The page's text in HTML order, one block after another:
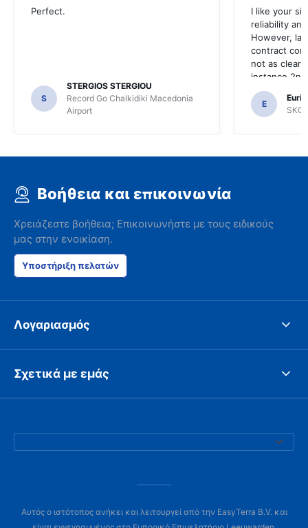
Perfect.
S
STERGIOS STERGIOU
Record Go Chalkidiki Macedonia
Airport
I like your
reliability
However,
contract
not as clear
instance
the most
your site.
E
SKG
Βοήθεια και επικοινωνία
Χρειάζεστε βοήθεια; Επικοινωνήστε με τους ειδικούς
μας στην ενοικίαση.
Υποστήριξη πελατών
Λογαριασμός
Σχετικά με εμάς
Αυτός ο ιστότοπος ανήκει και λειτουργεί από την EasyTerra B.V. και